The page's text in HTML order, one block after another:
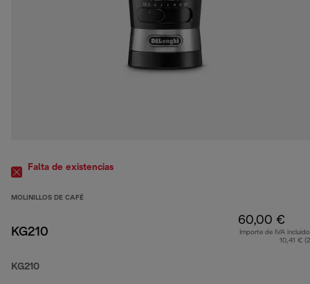
Falta de existencias
MOLINILLOS DE CAFÉ
KG210
KG210
60,00 €
Importe de IVA
10,41 €